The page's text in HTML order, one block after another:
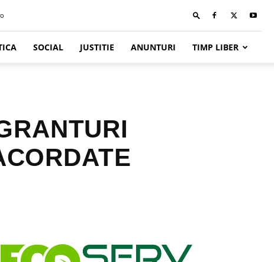
SOCIAL JUSTITIE ANUNTURI TIMP LIBER